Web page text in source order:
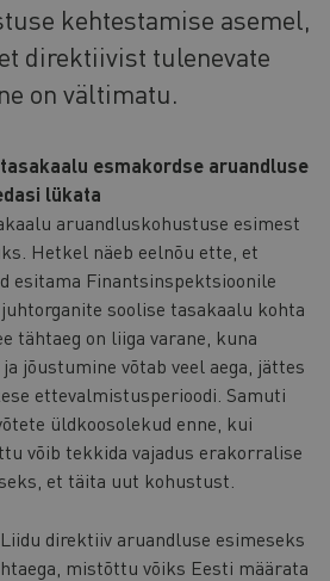
kehtestamise asemel,
direktiivist tulenevate
on vältimatu.
esmakordse aruandluse
lükata
aruandluskohustuse esimest
Hetkel näeb eelnõu ette, et
esitama Finantsinspektsioonile
soolise tasakaalu kohta
tähtaeg on liiga varane, kuna
jõustumine võtab veel aega, jättes
ettevalmistusperioodi. Samuti
üldkoosolekud enne, kui
võib tekkida vajadus erakorralise
et täita uut kohustust.
direktiiv aruandluse esimeseks
mistõttu võiks Eesti määrata